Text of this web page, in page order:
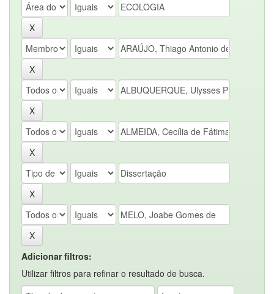
Adicionar filtros:
Utilizar filtros para refinar o resultado de busca.